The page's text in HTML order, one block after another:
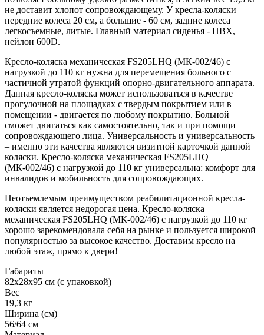
не доставит хлопот сопровождающему. У кресла-коляски
передние колеса 20 см, а большие - 60 см, задние колеса
легкосъемные, литые. Главный материал сиденья - ПВХ,
нейлон 600D.
Кресло-коляска механическая FS205LHQ (МК-002/46) с
нагрузкой до 110 кг нужна для перемещения больного с
частичной утратой функций опорно-двигательного аппарата.
Данная кресло-коляска может использоваться в качестве
прогулочной на площадках с твердым покрытием или в
помещении - двигается по любому покрытию. Больной
сможет двигаться как самостоятельно, так и при помощи
сопровождающего лица. Универсальность и универсальность
– именно эти качества являются визитной карточкой данной
коляски. Кресло-коляска механическая FS205LHQ
(МК-002/46) с нагрузкой до 110 кг универсальна: комфорт для
инвалидов и мобильность для сопровождающих.
Неотъемлемым преимуществом реабилитационной кресла-
коляски является недорогая цена. Кресло-коляска
механическая FS205LHQ (МК-002/46) с нагрузкой до 110 кг
хорошо зарекомендовала себя на рынке и пользуется широкой
популярностью за высокое качество. Доставим кресло на
любой этаж, прямо к двери!
Габариты
82x28x95 см (с упаковкой)
Вес
19,3 кг
Ширина (см)
56/64 см